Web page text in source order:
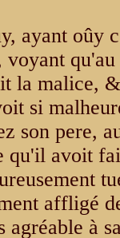
ayant oûy
voyant
la malice,
si
son pere,
qu'il avoit
affligé
agréable à